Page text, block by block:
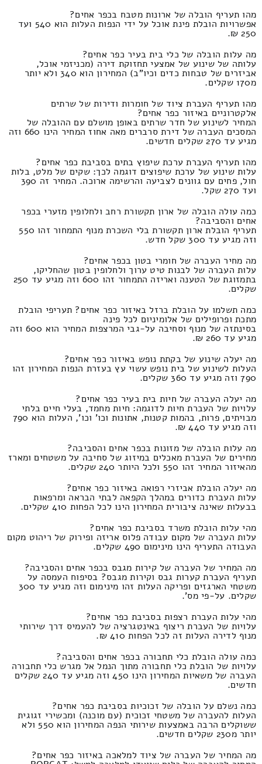
מהו תעריף הובלה של ארונות מטבח בכפר אחים?
אפשרויות הובלת פינת אוכל על ידי הנפות העלות הוא 540 ועד
250 ₪.
מה עלות הובלה של כלי בית בעיר כפר אחים?
עלותה של שינוע של אמצעי תחזוקת דירה (מכניזמי אוכל,
אביזרים של טבחות כדים וכיו"ב) המחירון הוא 340 ולא יותר
מ170 שקלים.
מהו תעריף העברת ציוד של חומרות ודירות של שרתים
אלקטרוניים באיזור כפר אחים?
המחיר לשינוע של חדר שרתים באופן מושלם עם ההובלה של
המסכים העברה של דירת סרברים מאה אחוז המחיר הינו 660 וזה
מגיע עד 270 שקלים חדשים.
מהו תעריף העברת ערכת שיפוץ בתים בסביבת כפר אחים?
עלות שינוע של ערכת שיפוצים דוגמה לכך: שקים של מלט, בלות
חול, פחים עם גוונים לצביעה והרשימה ארוכה. המחיר זה 390
ועד 270 שקל.
כמה עולה הובלה של ארון תקשורת רחב ולחלופין מזערי בכפר
אחים והסביבה?
תעריף הובלת ארון תקשורת בלי השכרת מנוף התמחור זהו 550
וזה מגיע עד 300 שקל חדש.
מה מחיר העברה של חומרי בטון בכפר אחים?
עלות העברה של לבנות טיט ערוך ולחלופין בטון שהחליקו,
בתמזוגת של הטענה ואריזה התמחור זהו 600 וזה מגיע עד 250
שקלים.
כמה תשלמו על הובלת ברזל באיזור כפר אחים? תעריפי הובלת
מתכת ופרופילים של אלומיניום לכל פינה
בסינתזה של מנוף וסחיבה על-גבי המרצפות המחיר הוא 600 וזה
מגיע עד 260 ₪.
מה יעלה שינוע של בקתת נופש באיזור כפר אחים?
העלות לשינוע של בית נופש עשוי עץ בעזרת הנפות המחירון זהו
790 וזה מגיע עד 360 שקלים.
מה יעלה העברה של חיות בית בעיר כפר אחים?
עלויות של העברת חיות לדוגמה: חיות מחמד, בעלי חיים בלתי
מבויתים, פרות, בהמות קטנות, אתונות וכו' וכו', העלות הוא 790
וזה מגיע עד 440 ₪.
מה עלות הובלה של מזונות בכפר אחים והסביבה?
מחירים של העברת מאכלים במיזוג של סחיבה על משטחים ומארז
מהאיזור המחיר זהו 550 ולכל היותר 240 שקלים.
מה יעלה הובלת אביזרי רפואה באיזור כפר אחים?
עלות העברת כדורים במהלך הקפאה לבתי הבראה ומרפאות
בבעלות שאינה ציבורית המחירון הינו לכל הפחות 410 שקלים.
מהי עלות הובלת משרד בסביבת כפר אחים?
עלות העברה של מקום עבודה פלוס אריזה ופירוק של ריהוט מקום
העבודה התעריף הינו מינימום 490 שקלים.
מה המחיר של העברה של קירות מגבס בכפר אחים והסביבה?
תעריף העברת קערות גבס וקירות מגבס? בסיפוח העמסה על
משטחי הארגזים ופריקה העלות זהו מינימום וזה מגיע עד 300
שקלים. על-פי מס'.
מהי עלות העברת רצפות בסביבת כפר אחים?
עלויות של העברת ריצוף באינטגרציה של להעמיס דרך שירותי
מנוף לדירה העלות זה לכל הפחות 410 ₪.
כמה עולה הובלת כלי תחבורה בכפר אחים והסביבה?
עלויות של הובלת כלי תחבורה מתוך הנמל אל מגרש כלי תחבורה
העברה של משאיות המחירון הינו 450 וזה מגיע עד 240 שקלים
חדשים.
כמה נשלם על הובלה של זכוכיות בסביבת כפר אחים?
העלות להעברה של משטחי זכוכית (עם מוכנה) ומכשירי זגוגית
ששוקלים הרבה באמצעות שירותי הנפה המחירון הוא 550 ולא
יותר מ230 שקלים חדשים.
מה המחיר של העברה של ציוד למלאכה באיזור כפר אחים?